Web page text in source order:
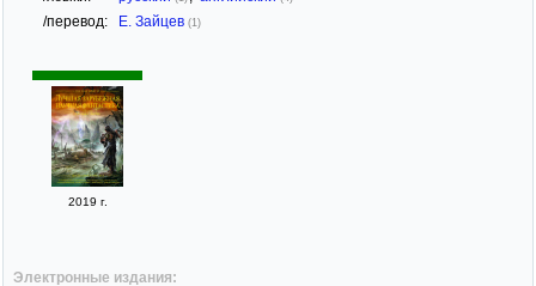
/перевод: Е. Зайцев (1)
2019 г.
Электронные издания: